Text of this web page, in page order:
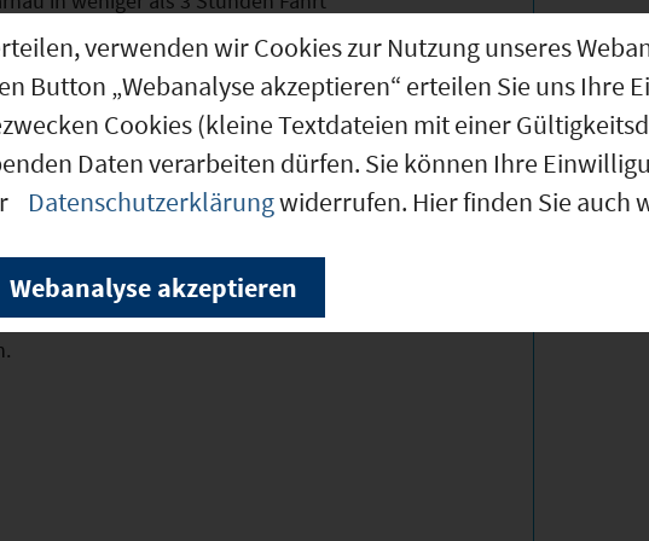
Landschaft (600-900 m) unmittelbar
kulturellen und historischen
ausgebautes Netz an Rad- und
Bärnau, Steinbergkirche,
Langlaufzentrum Silberhütte, Skilift
Badesee Moorweiher, Naturschutzgebiet
verwenden wir Cookies zur Nutzung unseres
Button „Webanalyse akzeptieren“ erteilen Sie uns Ihre
Cookies (kleine Textdateien mit einer
Daten verarbeiten dürfen. Sie können Ihre
Datenschutzerklärungwiderrufen. Hier finden Sie auch
Webanalyse akzeptieren